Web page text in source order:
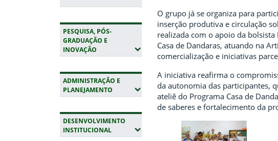
PESQUISA, PÓS-
GRADUAÇÃO E
INOVAÇÃO (EXPANDIR SUBMENUS)
ADMINISTRAÇÃO E
PLANEJAMENTO (EXPANDIR SUBMENUS)
DESENVOLVIMENTO
INSTITUCIONAL(EXPANDIR SUBMENUS)
O grupo já se organiza para
inserção produtiva e circulação
realizada com o apoio da
Casa de Dandaras, atuando na
comercialização e iniciativas
A iniciativa reafirma o
da autonomia das participantes,
ateliê do Programa Casa de
de saberes e fortalecimento da